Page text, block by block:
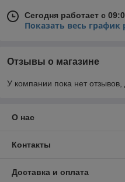
Сегодня работает с
Показать весь график
Отзывы о магазине
У компании пока нет отзывов,
О нас
Контакты
Доставка и оплата